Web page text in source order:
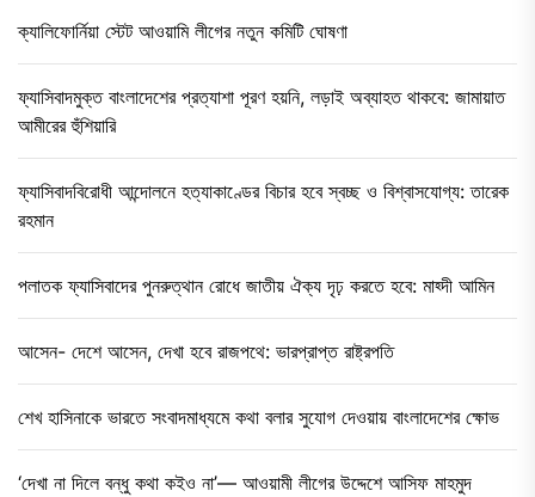
ক্যালিফোর্নিয়া স্টেট আওয়ামি লীগের নতুন কমিটি ঘোষণা
ফ্যাসিবাদমুক্ত বাংলাদেশের প্রত্যাশা পূরণ হয়নি, লড়াই অব্যাহত থাকবে: জামায়াত
আমীরের হুঁশিয়ারি
ফ্যাসিবাদবিরোধী আন্দোলনে হত্যাকাণ্ডের বিচার হবে স্বচ্ছ ও বিশ্বাসযোগ্য: তারেক
রহমান
পলাতক ফ্যাসিবাদের পুনরুত্থান রোধে জাতীয় ঐক্য দৃঢ় করতে হবে: মাহ্দী আমিন
আসেন- দেশে আসেন, দেখা হবে রাজপথে: ভারপ্রাপ্ত রাষ্ট্রপতি
শেখ হাসিনাকে ভারতে সংবাদমাধ্যমে কথা বলার সুযোগ দেওয়ায় বাংলাদেশের ক্ষোভ
‘দেখা না দিলে বন্ধু কথা কইও না’— আওয়ামী লীগের উদ্দেশে আসিফ মাহমুদ